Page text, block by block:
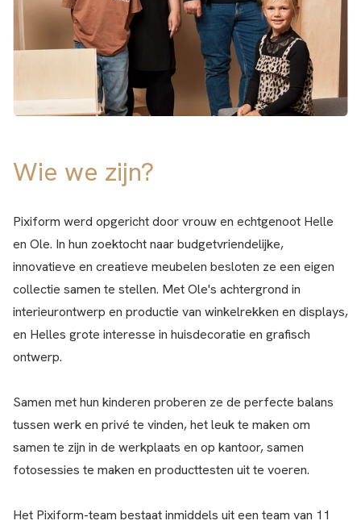
Wie we zijn?
Pixiform werd opgericht door vrouw en echtgenoot Helle
en Ole. In hun zoektocht naar budgetvriendelijke,
innovatieve en creatieve meubelen besloten ze een eigen
collectie samen te stellen. Met Ole's achtergrond in
interieurontwerp en productie van winkelrekken en displays,
en Helles grote interesse in huisdecoratie en grafisch
ontwerp.
Samen met hun kinderen proberen ze de perfecte balans
tussen werk en privé te vinden, het leuk te maken om
samen te zijn in de werkplaats en op kantoor, samen
fotosessies te maken en producttesten uit te voeren.
Het Pixiform-team bestaat inmiddels uit een team van 11